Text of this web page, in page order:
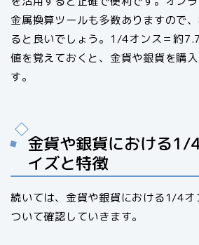
金属換算ツールも多数ありますので
ると良いでしょう。1/4オンス＝約
値を覚えておくと、金貨や銀貨を購
す。
金貨や銀貨における1/
イズと特徴
続いては、金貨や銀貨における1/4オ
ついて確認していきます。